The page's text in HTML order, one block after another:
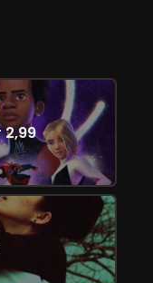
2,99